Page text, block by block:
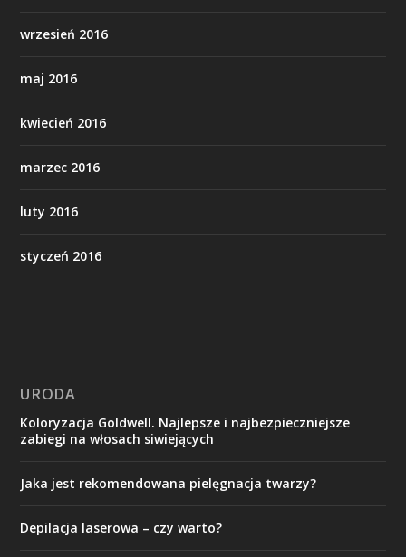
wrzesień 2016
maj 2016
kwiecień 2016
marzec 2016
luty 2016
styczeń 2016
URODA
Koloryzacja Goldwell. Najlepsze i najbezpieczniejsze
zabiegi na włosach siwiejących
Jaka jest rekomendowana pielęgnacja twarzy?
Depilacja laserowa – czy warto?